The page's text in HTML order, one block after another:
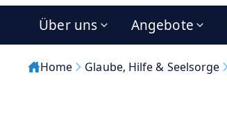
Über uns Angebote
Home Glaube, Hilfe & Seelsorge